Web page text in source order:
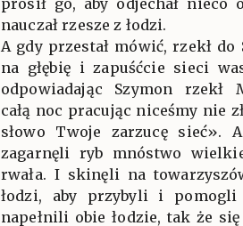
nauczał rzesze z łodzi.
A gdy przestał mówić, rzekł do
na głębię i zapuśćcie sieci
odpowiadając Szymon rzekł
całą noc pracując niceśmy nie
słowo Twoje zarzucę sieć».
zagarnęli ryb mnóstwo
rwała. I skinęli na
łodzi, aby przybyli i
napełnili obie łodzie, tak że